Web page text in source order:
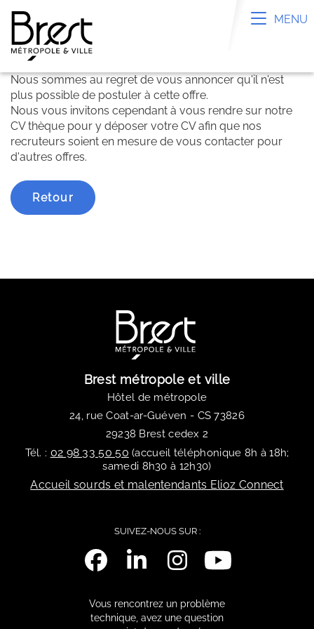
Toggle
MENU
Nous sommes au regret de vous annoncer qu'il n'est
plus possible de postuler à cette offre.
Nous vous invitons cependant à vous rendre sur notre
CV thèque pour y déposer votre CV afin que nos
recruteurs soient en mesure de vous contacter pour
d'autres offres.
Retour
Brest métropole et ville
Hôtel de métropole
24, rue Coat-ar-Guéven - CS 73826
29238 Brest cedex 2
Tél. : 02 98 33 50 50 (accueil téléphonique 8h à 18h;
samedi 8h30 à 12h30)
Accueil sourds et malentendants Elioz Connect
SUIVEZ-NOUS SUR :
Vous rencontrez un problème
technique, avez une question